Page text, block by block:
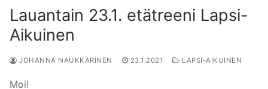
Lauantain 23.1. etätreeni Lapsi-
Aikuinen
JOHANNA NAUKKARINEN 23.1.2021 LAPSI-AIKUINEN
Moi!